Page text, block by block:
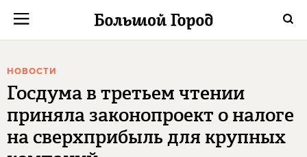
НОВОСТИ
Госдума в третьем чтении
приняла законопроект о налоге
на сверхприбыль для крупных